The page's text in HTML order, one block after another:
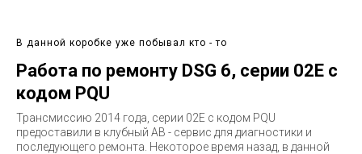
В данной коробке уже побывал кто - то
Работа по ремонту DSG 6, серии 02E с
кодом PQU
Трансмиссию 2014 года, серии 02E c кодом PQU
предоставили в клубный АВ - сервис для диагностики и
последующего ремонта. Некоторое время назад, в данной